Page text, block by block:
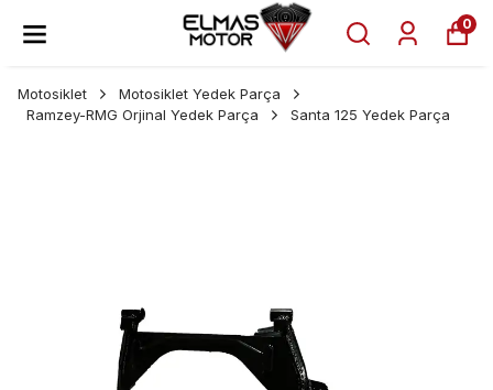
0
Motosiklet
Motosiklet Yedek Parça
Ramzey-RMG Orjinal Yedek Parça
Santa 125 Yedek Parça